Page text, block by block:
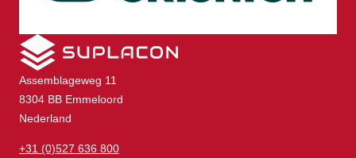
Assemblageweg 11
8304 BB Emmeloord
Nederland
+31 (0)527 636 800